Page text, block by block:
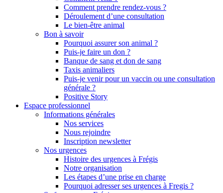
Comment prendre rendez-vous ?
Déroulement d’une consultation
Le bien-être animal
Bon à savoir
Pourquoi assurer son animal ?
Puis-je faire un don ?
Banque de sang et don de sang
Taxis animaliers
Puis-je venir pour un vaccin ou une consultation
générale ?
Positive Story
Espace professionnel
Informations générales
Nos services
Nous rejoindre
Inscription newsletter
Nos urgences
Histoire des urgences à Frégis
Notre organisation
Les étapes d’une prise en charge
Pourquoi adresser ses urgences à Fregis ?